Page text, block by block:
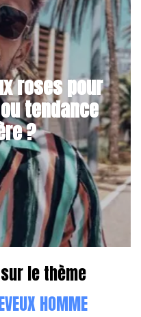
roses pour
tendance
?
le thème
HOMME